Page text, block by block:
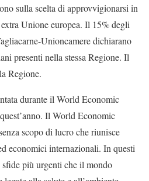
sulla scelta di approvvigionarsi in
Unione europea. Il 15% degli
Unioncamere dichiarano
presenti nella stessa Regione. Il
Regione.
durante il World Economic
Il World Economic
scopo di lucro che riunisce
economici internazionali. In questi
più urgenti che il mondo